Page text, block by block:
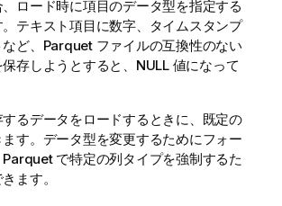
ロード時に項目のデータ型を指定する
テキスト項目に数字、タイムスタンプ
ど、Parquet ファイルの互換性のない
存しようとすると、NULL 値になって
るデータをロードするときに、既定の
す。データ型を変更するためにフォー
で特定の列タイプを強制するた
ます。